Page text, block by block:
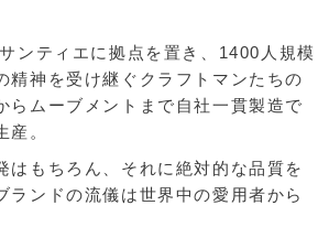
ンティエに拠点を置き、1400人規模
精神を受け継ぐクラフトマンたちの
らムーブメントまで自社一貫製造で
産。
はもちろん、それに絶対的な品質を
ランドの流儀は世界中の愛用者から